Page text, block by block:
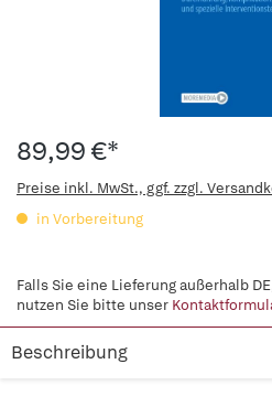
89,99 €*
Preise inkl. MwSt., ggf. zzgl.
in Vorbereitung
Falls Sie eine Lieferung außerhalb
nutzen Sie bitte unser
Beschreibung